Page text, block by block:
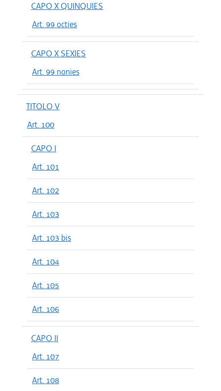
CAPO X QUINQUIES
Art. 99 octies
CAPO X SEXIES
Art. 99 nonies
TITOLO V
Art. 100
CAPO I
Art. 101
Art. 102
Art. 103
Art. 103 bis
Art. 104
Art. 105
Art. 106
CAPO II
Art. 107
Art. 108